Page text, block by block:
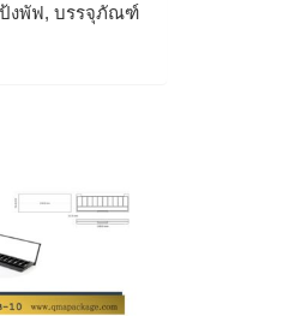
ป้งพัฟ, บรรจุภัณฑ์